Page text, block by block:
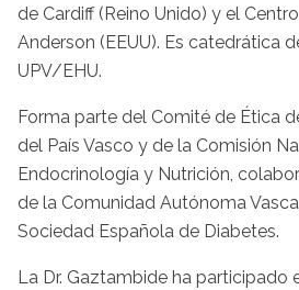
de Cardiff (Reino Unido) y el
Anderson (EEUU). Es catedrática
UPV/EHU.
Forma parte del Comité de Ética
del País Vasco y de la Comisión
Endocrinología y Nutrición,
de la Comunidad Autónoma
Sociedad Española de Diabetes.
La Dr. Gaztambide ha participado